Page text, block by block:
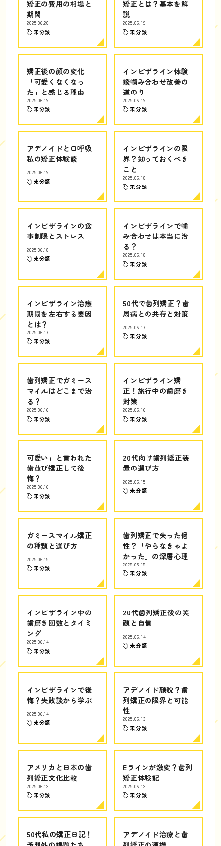
矯正の費用の相場と
期間
2025.06.20
未分類
矯正とは？基本を解
説
2025.06.19
未分類
矯正後の顔の変化
「可愛くなくなっ
た」と感じる理由
2025.06.19
未分類
インビザライン体験
談噛み合わせ改善の
道のり
2025.06.19
未分類
アデノイドと口呼吸
私の矯正体験談
2025.06.19
未分類
インビザラインの限
界？知っておくべき
こと
2025.06.18
未分類
インビザラインの食
事制限とストレス
2025.06.18
未分類
インビザラインで噛
み合わせは本当に治
る？
2025.06.18
未分類
インビザライン治療
期間を左右する要因
とは？
2025.06.17
未分類
50代で歯列矯正？歯
周病との共存と対策
2025.06.17
未分類
歯列矯正でガミース
マイルはどこまで治
る？
2025.06.16
未分類
インビザライン矯
正！旅行中の歯磨き
対策
2025.06.16
未分類
可愛い」と言われた
歯並び矯正して後
悔？
2025.06.16
未分類
20代向け歯列矯正装
置の選び方
2025.06.15
未分類
ガミースマイル矯正
の種類と選び方
2025.06.15
未分類
歯列矯正で失った個
性？「やらなきゃよ
かった」の深層心理
2025.06.15
未分類
インビザライン中の
歯磨き回数とタイミ
ング
2025.06.14
未分類
20代歯列矯正後の笑
顔と自信
2025.06.14
未分類
インビザラインで後
悔？失敗談から学ぶ
2025.06.14
未分類
アデノイド顔貌？歯
列矯正の限界と可能
性
2025.06.13
未分類
アメリカと日本の歯
列矯正文化比較
2025.06.12
未分類
Eラインが激変？歯列
矯正体験記
2025.06.12
未分類
50代私の矯正日記！
アデノイド治療と歯